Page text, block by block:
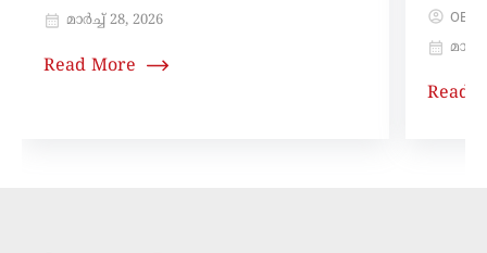
മാർച്ച്‌ 28, 2026
Read More
OBC
Read